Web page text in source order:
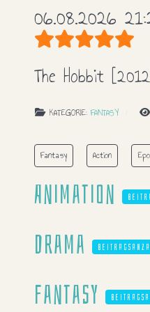
06.08.2026
Bewertung: 5/
The Hobbit
KATEGORIE: FANTASY
Fantasy Action
Animation
Drama
Fantasy